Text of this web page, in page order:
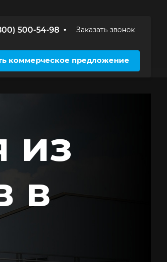
500-54-98 Заказать звонок
коммерческое предложение
из
в